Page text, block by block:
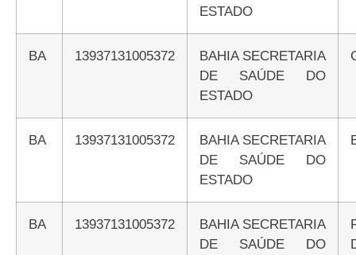
ESTADO
BA 13937131005372
BAHIA SECRETARIA
DE SAÚDE DO
ESTADO
BA 13937131005372
BAHIA SECRETARIA
DE SAÚDE DO
ESTADO
BA 13937131005372
BAHIA SECRETARIA
DE SAÚDE DO